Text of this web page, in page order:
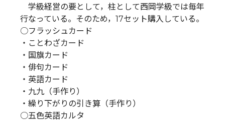
学級経営の要として，柱として西岡学級では毎年
行なっている。そのため，17セット購入している。
○フラッシュカード
・ことわざカード
・国旗カード
・俳句カード
・英語カード
・九九（手作り）
・繰り下がりの引き算（手作り）
○五色英語カルタ